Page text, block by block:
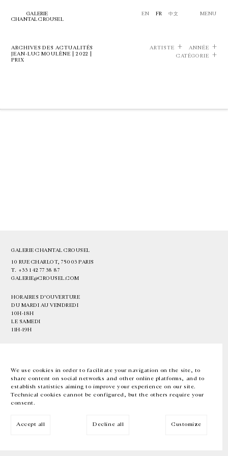
We use cookies in order to facilitate your navigation on the site, to
share content on social networks and other online platforms, and to
establish statistics aiming to improve your experience on our site.
Technical cookies cannot be configured, but the others require your
consent.
Accept all Decline all Customize
GALERIE
CHANTAL CROUSEL
EN FR 中文 MENU
ARCHIVES DES ACTUALITÉS
JEAN-LUC MOULÈNE | 2022 |
PRIX
ARTISTE
ANNÉE
CATÉGORIE
GALERIE CHANTAL CROUSEL
10 RUE CHARLOT, 75003 PARIS
T. +33 1 42 77 38 87
GALERIE@CROUSEL.COM
HORAIRES D'OUVERTURE
DU MARDI AU VENDREDI
10H-18H
LE SAMEDI
11H-19H
EN FR 中文 Facebook Instagram
Inscrivez-vous à notre newsletter